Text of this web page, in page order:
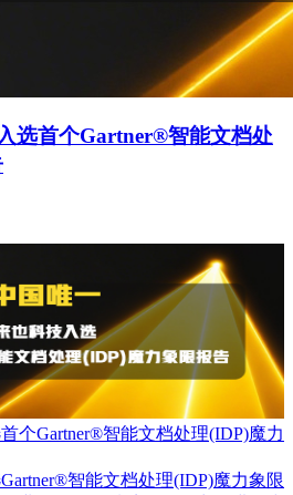
选首个Gartner®智能文档处
个Gartner®智能文档处理(IDP)魔力
智能文档处理(IDP)魔力象限